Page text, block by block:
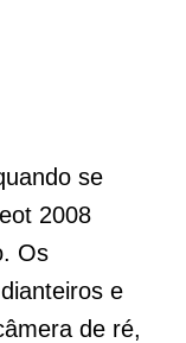
se
2008
Os
e
de ré,